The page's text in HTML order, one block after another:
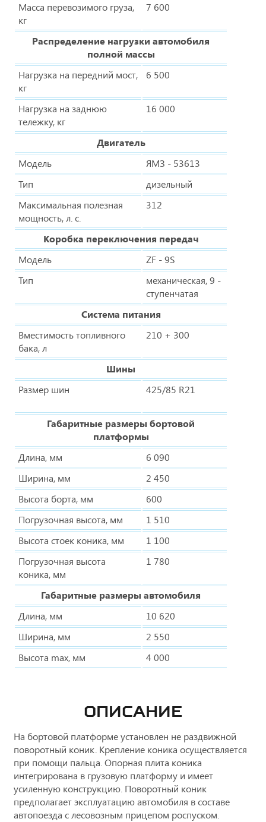
Масса перевозимого груза,
кг
7 600
Распределение нагрузки автомобиля
полной массы
Нагрузка на передний мост,
кг
6 500
Нагрузка на заднюю
тележку, кг
16 000
Двигатель
Модель
ЯМЗ - 53613
Тип
дизельный
Максимальная полезная
мощность, л. с.
312
Коробка переключения передач
Модель
ZF - 9S
Тип
механическая, 9 -
ступенчатая
Система питания
Вместимость топливного
бака, л
210 + 300
Шины
Размер шин
425/85 R21
Габаритные размеры бортовой
платформы
Длина, мм
6 090
Ширина, мм
2 450
Высота борта, мм
600
Погрузочная высота, мм
1 510
Высота стоек коника, мм
1 100
Погрузочная высота
коника, мм
1 780
Габаритные размеры автомобиля
Длина, мм
10 620
Ширина, мм
2 550
Высота max, мм
4 000
ОПИСАНИЕ
На бортовой платформе установлен не раздвижной
поворотный коник. Крепление коника осуществляется
при помощи пальца. Опорная плита коника
интегрирована в грузовую платформу и имеет
усиленную конструкцию. Поворотный коник
предполагает эксплуатацию автомобиля в составе
автопоезда с лесовозным прицепом роспуском.